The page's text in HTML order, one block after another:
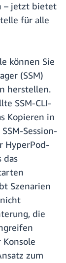
– jetzt bietet
für alle
können Sie
(SSM)
herstellen.
SSM-CLI-
Kopieren in
Session-
HyperPod-
das
Szenarien
die
zum